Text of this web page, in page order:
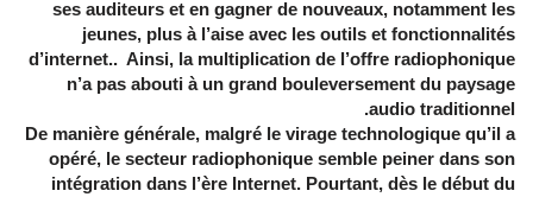
ses auditeurs et en gagner de nouveaux, notamment les
jeunes, plus à l’aise avec les outils et fonctionnalités
d’internet.. Ainsi, la multiplication de l’offre radiophonique
n’a pas abouti à un grand bouleversement du paysage
audio traditionnel.
De manière générale, malgré le virage technologique qu’il a
opéré, le secteur radiophonique semble peiner dans son
intégration dans l’ère Internet. Pourtant, dès le début du